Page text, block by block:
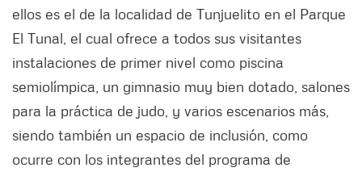
ellos es el de la localidad de Tunjuelito en el Parque
El Tunal, el cual ofrece a todos sus visitantes
instalaciones de primer nivel como piscina
semiolímpica, un gimnasio muy bien dotado, salones
para la práctica de judo, y varios escenarios más,
siendo también un espacio de inclusión, como
ocurre con los integrantes del programa de